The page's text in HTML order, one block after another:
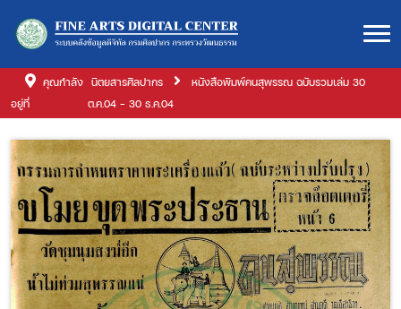
คุณกำลัง
อยู่ที่
นิตยสารศิลปากร
หนังสือพิมพ์คนสุพรรณ ฉบับรวมเล่ม 30
ต.ค.04 - 30 ธ.ค.04